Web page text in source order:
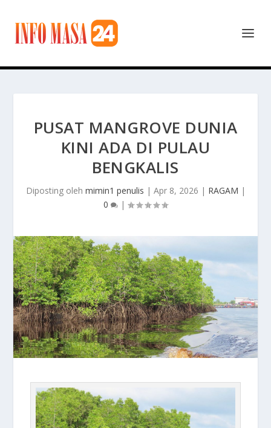
PUSAT MANGROVE DUNIA
KINI ADA DI PULAU
BENGKALIS
Diposting oleh mimin1 penulis | Apr 8, 2026 | RAGAM |
0
|